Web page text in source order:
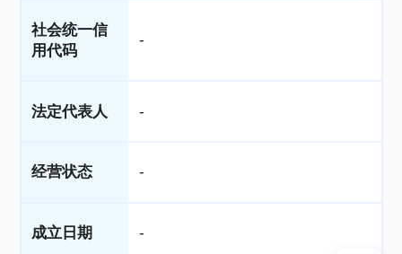
社会统一信
用代码
-
法定代表人 -
经营状态 -
成立日期 -